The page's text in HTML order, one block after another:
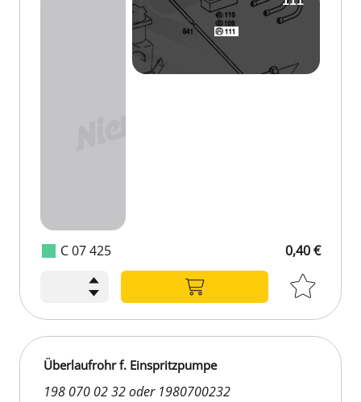
C 07 425 0,40 €
Überlaufrohr f. Einspritzpumpe
198 070 02 32 oder 1980700232